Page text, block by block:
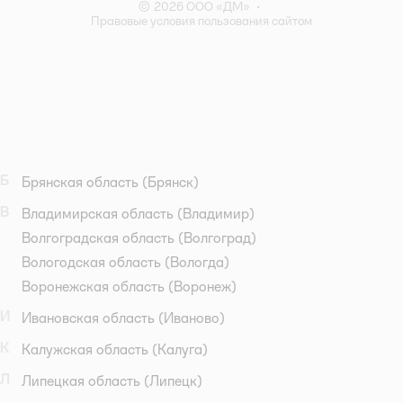
© 2026 ООО «ДМ» •
Правовые условия пользования сайтом
Брянская область (Брянск)
Владимирская область (Владимир)
Волгоградская область (Волгоград)
Вологодская область (Вологда)
Воронежская область (Воронеж)
Ивановская область (Иваново)
Калужская область (Калуга)
Липецкая область (Липецк)